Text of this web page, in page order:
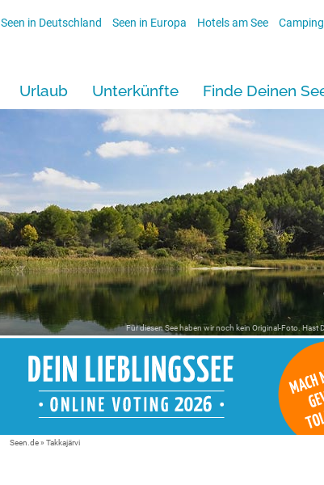
Seen in Deutschland Seen in Europa Hotels am See
Urlaub Unterkünfte Finde Deinen
Für diesen See haben wir noch kein Original-Foto.
Seen.de» Takkajärvi